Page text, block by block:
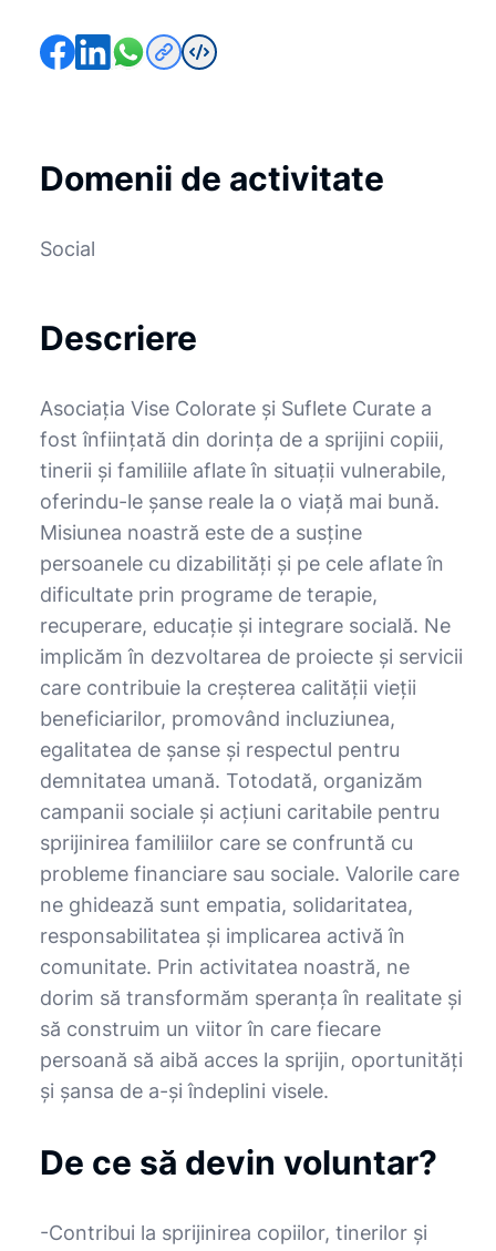
Domenii de activitate
Social
Descriere
Asociația Vise Colorate și Suflete Curate a
fost înființată din dorința de a sprijini copiii,
tinerii și familiile aflate în situații vulnerabile,
oferindu-le șanse reale la o viață mai bună.
Misiunea noastră este de a susține
persoanele cu dizabilități și pe cele aflate în
dificultate prin programe de terapie,
recuperare, educație și integrare socială. Ne
implicăm în dezvoltarea de proiecte și servicii
care contribuie la creșterea calității vieții
beneficiarilor, promovând incluziunea,
egalitatea de șanse și respectul pentru
demnitatea umană. Totodată, organizăm
campanii sociale și acțiuni caritabile pentru
sprijinirea familiilor care se confruntă cu
probleme financiare sau sociale. Valorile care
ne ghidează sunt empatia, solidaritatea,
responsabilitatea și implicarea activă în
comunitate. Prin activitatea noastră, ne
dorim să transformăm speranța în realitate și
să construim un viitor în care fiecare
persoană să aibă acces la sprijin, oportunități
și șansa de a-și îndeplini visele.
De ce să devin voluntar?
-Contribui la sprijinirea copiilor, tinerilor și